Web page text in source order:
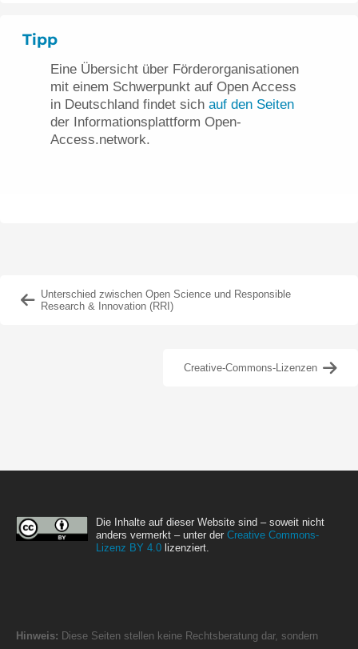
Tipp
Eine Übersicht über Förderorganisationen
mit einem Schwerpunkt auf Open Access
in Deutschland findet sich auf den Seiten
der Informationsplattform Open-
Access.network.
Unterschied zwischen Open Science und Responsible
Research & Innovation (RRI)
Creative-Commons-Lizenzen
Die Inhalte auf dieser Website sind – soweit nicht
anders vermerkt – unter der Creative Commons-
Lizenz BY 4.0 lizenziert.
Hinweis: Diese Seiten stellen keine Rechtsberatung dar, sondern